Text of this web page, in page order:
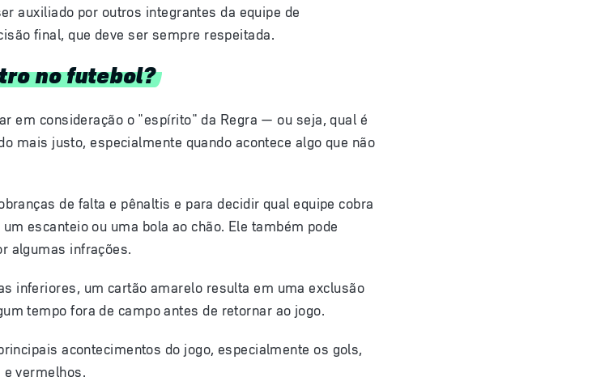
auxiliado por outros integrantes da equipe de
final, que deve ser sempre respeitada.
no futebol?
em consideração o "espírito" da Regra — ou seja, qual é
mais justo, especialmente quando acontece algo que não
de falta e pênaltis e para decidir qual equipe cobra
um escanteio ou uma bola ao chão. Ele também pode
algumas infrações.
inferiores, um cartão amarelo resulta em uma exclusão
tempo fora de campo antes de retornar ao jogo.
acontecimentos do jogo, especialmente os gols,
vermelhos.